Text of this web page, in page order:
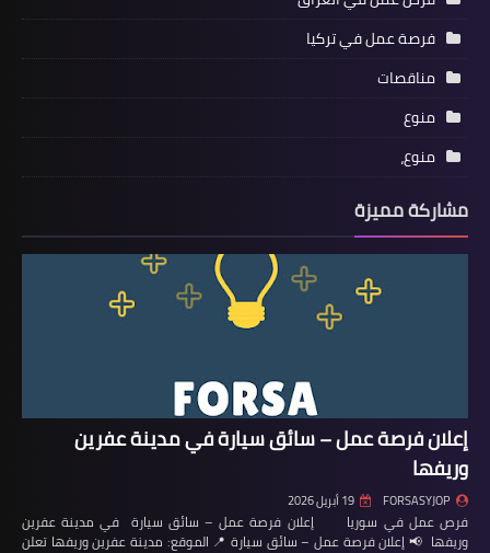
فرصة عمل في تركيا
مناقصات
منوع
منوع،
مشاركة مميزة
إعلان فرصة عمل – سائق سيارة في مدينة عفرين
وريفها
FORSASYJOP 19 أبريل 2026
فرص عمل في سوريا إعلان فرصة عمل – سائق سيارة في مدينة عفرين
وريفها 📢 إعلان فرصة عمل – سائق سيارة 📍 الموقع: مدينة عفرين وريفها تعلن